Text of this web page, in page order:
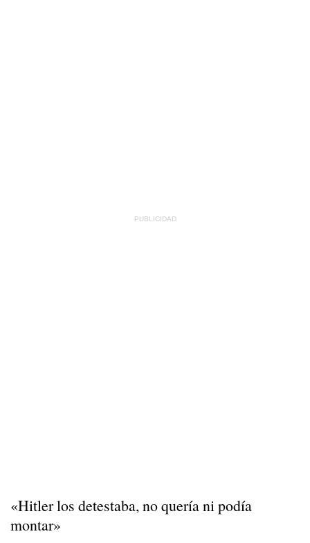
«Hitler los detestaba, no quería ni podía
montar»